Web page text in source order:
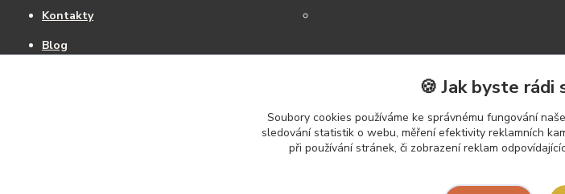
Kontakty
Blog
🍪 Jak byste rádi
Soubory cookies používáme ke správnému fungování
sledování statistik o webu, měření efektivity reklamních
při používání stránek, či zobrazení reklam